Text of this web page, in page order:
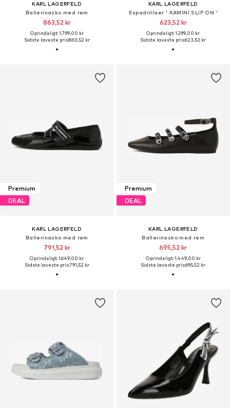
KARL LAGERFELD
Ballerinasko med rem
863,52 kr
Oprindeligt: 1.799,00 kr
Sidste laveste pris:863,52 kr
KARL LAGERFELD
Espadrillaer ' KAMINI SLIP ON '
623,52 kr
Oprindeligt: 1.299,00 kr
Sidste laveste pris:623,52 kr
Premium
DEAL
KARL LAGERFELD
Ballerinasko med rem
791,52 kr
Oprindeligt: 1.649,00 kr
Sidste laveste pris:791,52 kr
Premium
DEAL
KARL LAGERFELD
Ballerinasko med rem
695,52 kr
Oprindeligt: 1.449,00 kr
Sidste laveste pris:695,52 kr